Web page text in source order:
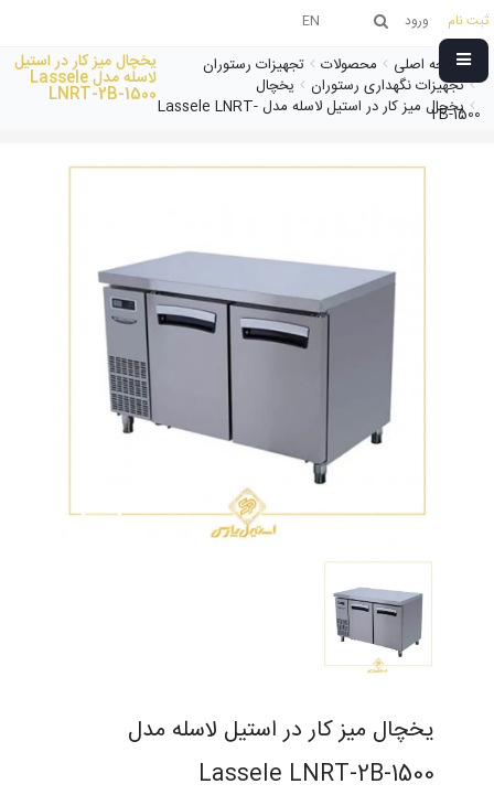
ثبت نام ورود EN
صفحه اصلی محصولات
تجهیزات رستوران
تجهیزات نگهداری رستوران
یخچال
یخچال میز کار در استیل لاسله مدل Lassele LNRT-
2B-1500
یخچال میز کار در استیل
لاسله مدل Lassele
LNRT-2B-1500
یخچال میز کار در استیل لاسله مدل
Lassele LNRT-2B-1500